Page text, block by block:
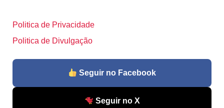
Politica de Privacidade
Politica de Divulgação
Seguir no Facebook
Seguir no X